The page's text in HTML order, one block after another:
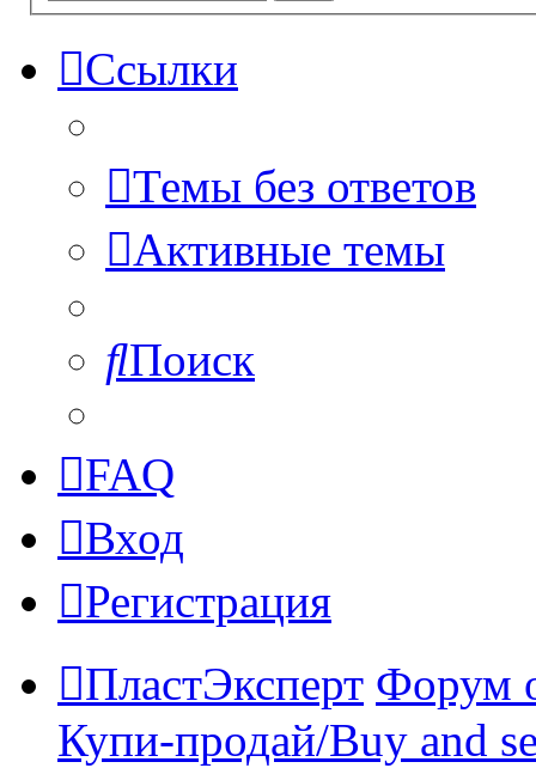
Ссылки
Темы без ответов
Активные темы
Поиск
FAQ
Вход
Регистрация
ПластЭксперт Форум
Купи-продай/Buy and